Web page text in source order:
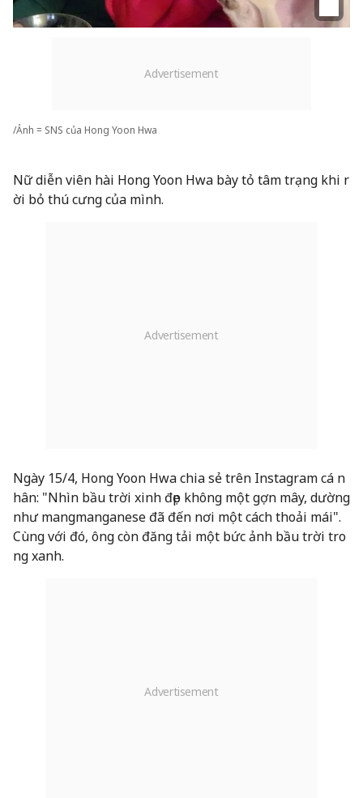
/Ảnh = SNS của Hong Yoon Hwa
Nữ diễn viên hài Hong Yoon Hwa bày tỏ tâm trạng khi r
ời bỏ thú cưng của mình.
Ngày 15/4, Hong Yoon Hwa chia sẻ trên Instagram cá n
hân: "Nhìn bầu trời xinh đẹp không một gợn mây, dường
như mangmanganese đã đến nơi một cách thoải mái".
Cùng với đó, ông còn đăng tải một bức ảnh bầu trời tro
ng xanh.